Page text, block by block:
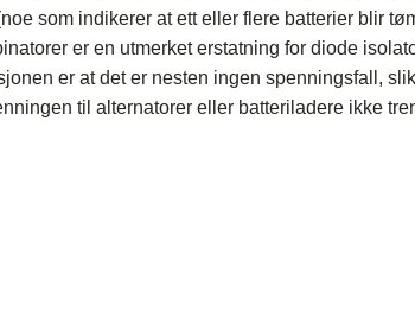
som indikerer at ett eller flere batterier blir
er en utmerket erstatning for diode
er at det er nesten ingen spenningsfall,
til alternatorer eller batteriladere ikke